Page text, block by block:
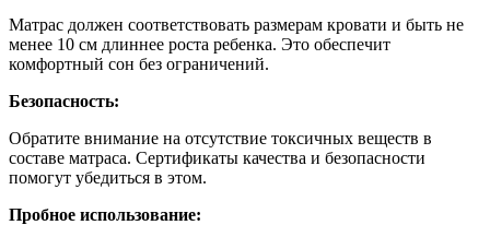
Матрас должен соответствовать размерам кровати и быть не
менее 10 см длиннее роста ребенка. Это обеспечит
комфортный сон без ограничений.
Безопасность:
Обратите внимание на отсутствие токсичных веществ в
составе матраса. Сертификаты качества и безопасности
помогут убедиться в этом.
Пробное использование: